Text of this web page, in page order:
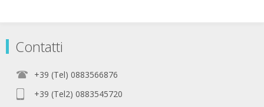
Contatti
+39 (Tel) 0883566876
+39 (Tel2) 0883545720